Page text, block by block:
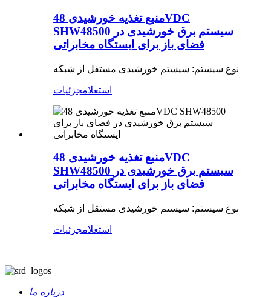
منبع تغذیه خورشیدی 48VDC
SHW48500 سیستم برق خورشیدی در
فضای باز برای ایستگاه مخابراتی
نوع سیستم: سیستم خورشیدی مستقل از شبکه
استعلامجزئیات
منبع تغذیه خورشیدی 48VDC
SHW48500 سیستم برق خورشیدی در
فضای باز برای ایستگاه مخابراتی
نوع سیستم: سیستم خورشیدی مستقل از شبکه
استعلامجزئیات
درباره ما